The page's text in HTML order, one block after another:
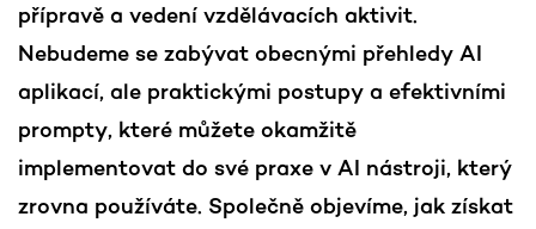
přípravě a vedení vzdělávacích aktivit.
Nebudeme se zabývat obecnými přehledy AI
aplikací, ale praktickými postupy a efektivními
prompty, které můžete okamžitě
implementovat do své praxe v AI nástroji, který
zrovna používáte. Společně objevíme, jak získat